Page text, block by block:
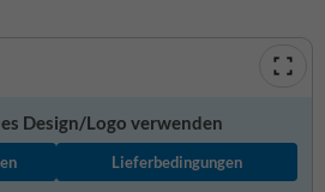
Design/Logo verwenden
Lieferbedingungen